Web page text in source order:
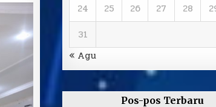
24
25 26 27 28
31
« Agu
Pos-pos Terbaru